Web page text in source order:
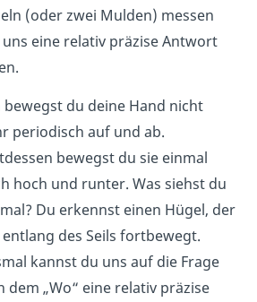
(oder zwei Mulden) messen
eine relativ präzise Antwort
bewegst du deine Hand nicht
periodisch auf und ab.
bewegst du sie einmal
hoch und runter. Was siehst du
Du erkennst einen Hügel, der
entlang des Seils fortbewegt.
kannst du uns auf die Frage
dem „Wo“ eine relativ präzise